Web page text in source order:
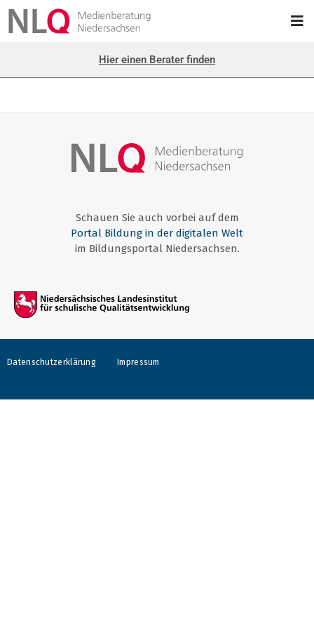
Hier einen Berater finden
Schauen Sie auch vorbei auf dem
Portal Bildung in der digitalen Welt
im Bildungsportal Niedersachsen.
Datenschutzerklärung Impressum